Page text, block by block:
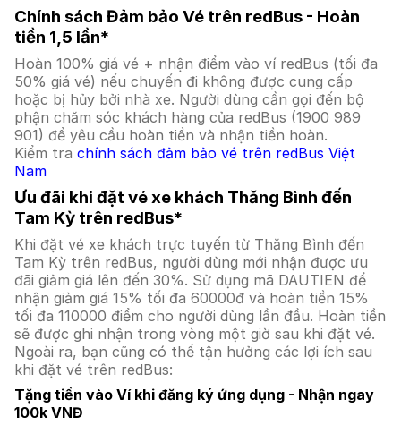
Chính sách Đảm bảo Vé trên redBus - Hoàn
tiền 1,5 lần*
Hoàn 100% giá vé + nhận điểm vào ví redBus (tối đa
50% giá vé) nếu chuyến đi không được cung cấp
hoặc bị hủy bởi nhà xe. Người dùng cần gọi đến bộ
phận chăm sóc khách hàng của redBus (1900 989
901) để yêu cầu hoàn tiền và nhận tiền hoàn.
Kiểm tra chính sách đảm bảo vé trên redBus Việt
Nam
Ưu đãi khi đặt vé xe khách Thăng Bình đến
Tam Kỳ trên redBus*
Khi đặt vé xe khách trực tuyến từ Thăng Bình đến
Tam Kỳ trên redBus, người dùng mới nhận được ưu
đãi giảm giá lên đến 30%. Sử dụng mã DAUTIEN để
nhận giảm giá 15% tối đa 60000đ và hoàn tiền 15%
tối đa 110000 điểm cho người dùng lần đầu. Hoàn tiền
sẽ được ghi nhận trong vòng một giờ sau khi đặt vé.
Ngoài ra, bạn cũng có thể tận hưởng các lợi ích sau
khi đặt vé trên redBus:
Tặng tiền vào Ví khi đăng ký ứng dụng - Nhận ngay
100k VNĐ